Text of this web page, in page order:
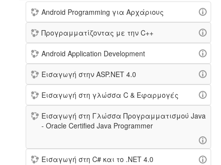
Android Programming για Αρχάριους
Προγραμματίζοντας με την C++
Android Application Development
Εισαγωγή στην ASP.NET 4.0
Εισαγωγή στη γλώσσα C & Εφαρμογές
Εισαγωγή στη Γλώσσα Προγραμματισμού Java
- Oracle Certified Java Programmer
Εισαγωγή στη C# και το .NET 4.0